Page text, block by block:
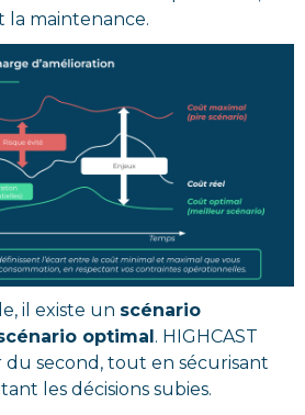
la maintenance.
il existe un scénario
optimal . HIGHCAST
du second, tout en sécurisant
les décisions subies.